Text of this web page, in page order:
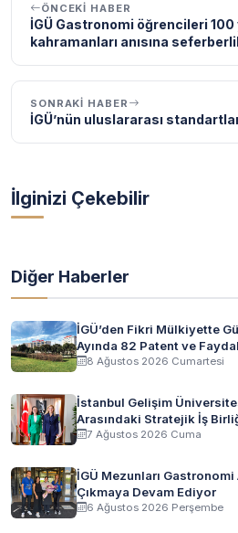
ÖNCEKI HABER
İGÜ Gastronomi öğrencileri 100
kahramanları anısına
SONRAKI HABER
İGÜ’nün uluslararası
İlginizi Çekebilir
Diğer Haberler
İGÜ’den Fikri Mülkiyette
Ayında 82 Patent ve
8 Ağustos 2026 Cumartesi
İstanbul Gelişim
Arasındaki Stratejik İş
7 Ağustos 2026 Cuma
İGÜ Mezunları Gastronomi
Çıkmaya Devam Ediyor
6 Ağustos 2026 Perşembe